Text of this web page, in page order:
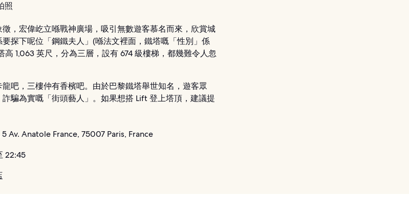
照
，宏偉屹立喺戰神廣場，吸引無數遊客慕名而來，欣賞城
探下呢位「鋼鐵夫人」(喺法文裡面，鐵塔嘅「性別」係
1,063 英尺，分為三層，設有 674 級樓梯，都幾難令人忽
吧，三樓仲有香檳吧。由於巴黎鐵塔舉世知名，遊客眾
騙為實嘅「街頭藝人」。如果想搭 Lift 登上塔頂，建議提
Av. Anatole France, 75007 Paris, France
22:45